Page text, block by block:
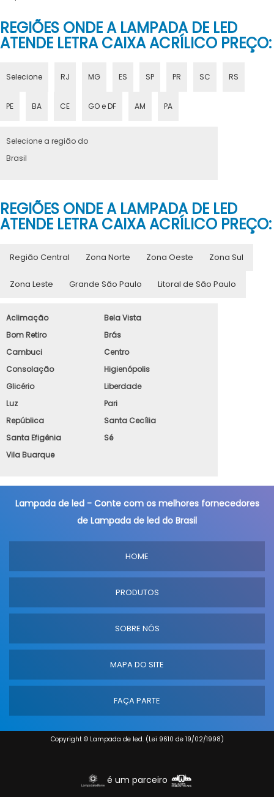
REGIÕES ONDE A LAMPADA DE LED
ATENDE LETRA CAIXA ACRÍLICO PREÇO:
Selecione RJ MG ES SP PR SC RS
PE BA CE GO e DF AM PA
Selecione a região do
Brasil
REGIÕES ONDE A LAMPADA DE LED
ATENDE LETRA CAIXA ACRÍLICO PREÇO:
Região Central Zona Norte Zona Oeste Zona Sul
Zona Leste Grande São Paulo Litoral de São Paulo
Aclimação
Bela Vista
Bom Retiro
Brás
Cambuci
Centro
Consolação
Higienópolis
Glicério
Liberdade
Luz
Pari
República
Santa Cecília
Santa Efigênia
Sé
Vila Buarque
Lampada de led - Conte com os melhores fornecedores
de Lampada de led do Brasil
HOME
PRODUTOS
SOBRE NÓS
MAPA DO SITE
FAÇA PARTE
Copyright © Lampada de led. (Lei 9610 de 19/02/1998)
é um parceiro